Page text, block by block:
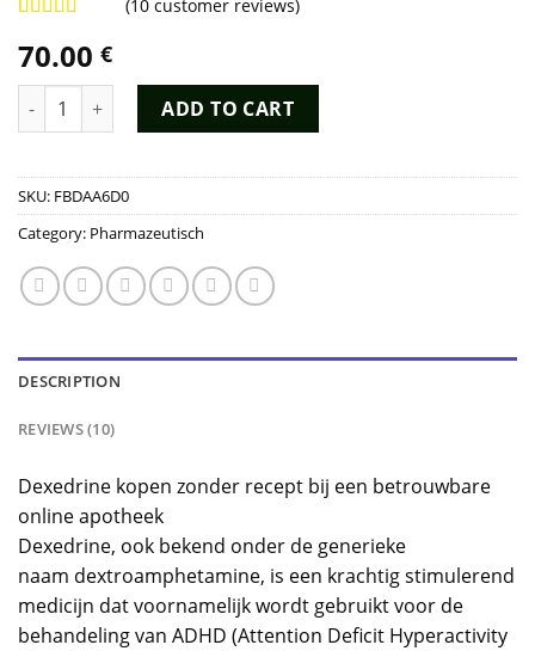
out of 5
based on
customer
ratings
(10 customer reviews)
70.00 €
Dexedrine Kopen quantity
ADD TO CART
SKU: FBDAA6D0
Category: Pharmazeutisch
DESCRIPTION
REVIEWS (10)
Dexedrine kopen zonder recept bij een betrouwbare
online apotheek
Dexedrine, ook bekend onder de generieke
naam dextroamphetamine, is een krachtig stimulerend
medicijn dat voornamelijk wordt gebruikt voor de
behandeling van ADHD (Attention Deficit Hyperactivity